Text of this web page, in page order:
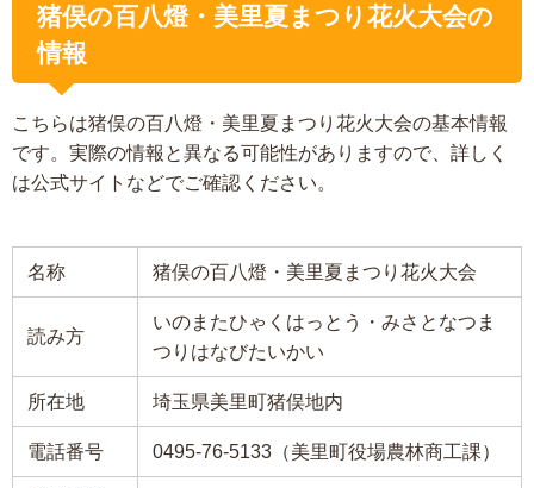
猪俣の百八燈・美里夏まつり花火大会の
情報
こちらは猪俣の百八燈・美里夏まつり花火大会の基本情報
です。実際の情報と異なる可能性がありますので、詳しく
は公式サイトなどでご確認ください。
名称 猪俣の百八燈・美里夏まつり花火大会
読み方
いのまたひゃくはっとう・みさとなつま
つりはなびたいかい
所在地 埼玉県美里町猪俣地内
電話番号 0495-76-5133（美里町役場農林商工課）